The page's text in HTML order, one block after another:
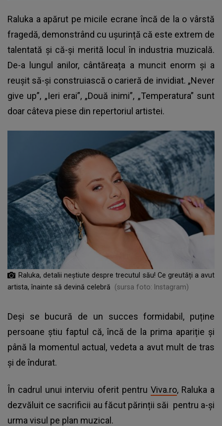
Raluka a apărut pe micile ecrane încă de la o vârstă
fragedă, demonstrând cu ușurință că este extrem de
talentată și că-și merită locul în industria muzicală.
De-a lungul anilor, cântăreața a muncit enorm și a
reușit să-și construiască o carieră de invidiat. „Never
give up”, „Ieri erai”, „Două inimi”, „Temperatura” sunt
doar câteva piese din repertoriul artistei.
Raluka, detalii neștiute despre trecutul său! Ce greutăți a avut
artista, înainte să devină celebră
(sursa foto: Instagram)
Deși se bucură de un succes formidabil, puține
persoane știu faptul că, încă de la prima apariție și
până la momentul actual, vedeta a avut mult de tras
și de îndurat.
În cadrul unui interviu oferit pentru Viva.ro, Raluka a
dezvăluit ce sacrificii au făcut părinții săi pentru a-și
urma visul pe plan muzical.